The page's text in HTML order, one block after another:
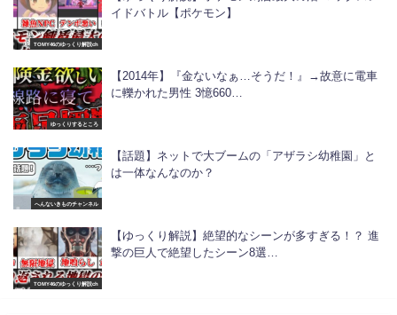
TOMY46のゆっくり解説ch
イドバトル【ポケモン】
ゆっくりするところ
【2014年】『金ないなぁ…そうだ！』→故意に電車
に轢かれた男性 3憶660…
へんないきものチャンネル
【話題】ネットで大ブームの「アザラシ幼稚園」と
は一体なんなのか？
TOMY46のゆっくり解説ch
【ゆっくり解説】絶望的なシーンが多すぎる！？ 進
撃の巨人で絶望したシーン8選…